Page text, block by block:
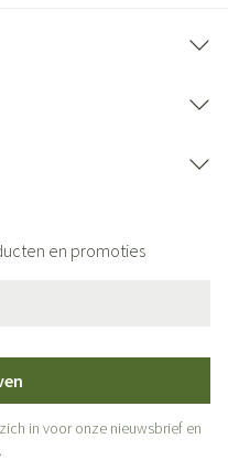
en promoties
in voor onze nieuwsbrief en
.